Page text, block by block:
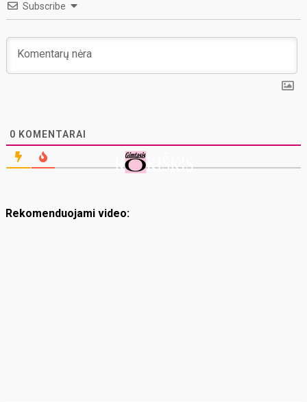
Subscribe
0 KOMENTARAI
Rekomenduojami video: